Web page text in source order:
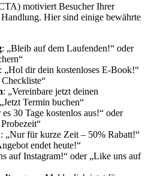
motiviert Besucher Ihrer
Hier sind einige bewährte
: „Bleib auf dem Laufenden!“ oder
: „Hol dir dein kostenloses E-Book!“
: „Vereinbare jetzt deinen
Termin buchen“
es 30 Tage kostenlos aus!“ oder
: „Nur für kurze Zeit – 50% Rabatt!“
endet heute!“
auf Instagram!“ oder „Like uns auf